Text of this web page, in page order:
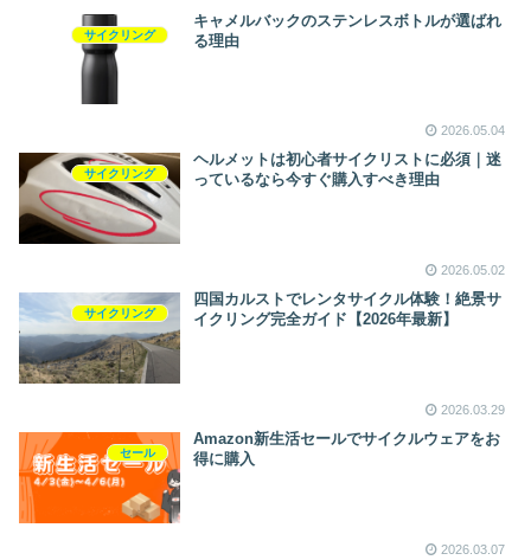
サイクリング
キャメルバックのステンレスボトルが選ばれ
る理由
2026.05.04
サイクリング
ヘルメットは初心者サイクリストに必須｜迷
っているなら今すぐ購入すべき理由
2026.05.02
サイクリング
四国カルストでレンタサイクル体験！絶景サ
イクリング完全ガイド【2026年最新】
2026.03.29
セール
Amazon新生活セールでサイクルウェアをお
得に購入
2026.03.07